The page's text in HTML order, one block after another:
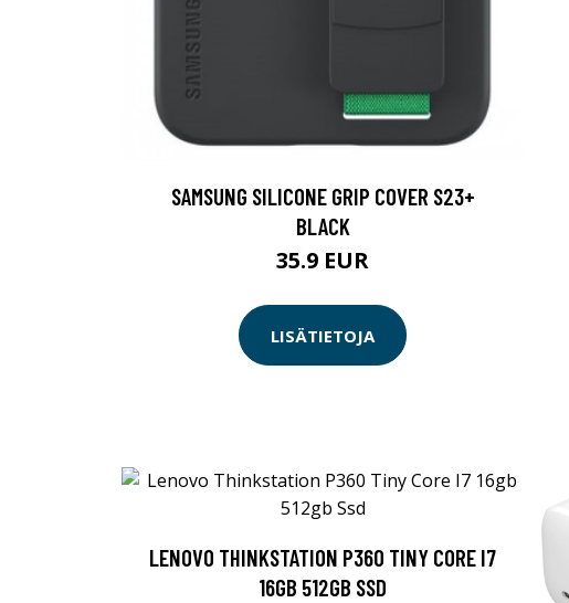
SAMSUNG SILICONE GRIP COVER S23+
BLACK
35.9 EUR
LISÄTIETOJA
LENOVO THINKSTATION P360 TINY CORE I7
16GB 512GB SSD